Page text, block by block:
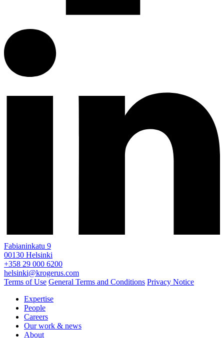
Fabianinkatu 9
00130 Helsinki
+358 29 000 6200
helsinki@krogerus.com
Terms of Use General Terms and Conditions Privacy Notice
Expertise
People
Careers
Our work & news
About